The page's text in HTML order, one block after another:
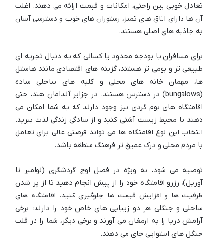
تعادل خوبی بین راحتی، امکانات و قیمت ارائه می دهند. اغلب
آن ها دارای اتاق های تمیز، رستوران های خوب و دسترسی آسان
به جاذبه های اصلی هستند.
برای مسافران با بودجه محدود یا کسانی که به دنبال تجربه ای
طبیعی تر و بومی تر هستند، گزینه های اقتصادی مانند هاستل
ها، مهمان خانه های محلی و کلبه های ساحلی ساده
(bungalows) در دسترس هستند. در
جزایر آندامان هند، حتی
اقامتگاه های بوم گردی نیز وجود دارند که به شما امکان می
دهند با محیط زیست آشتی کنید و از سادگی زندگی لذت ببرید.
انتخاب این نوع اقامتگاه ها می تواند فرصتی عالی برای تعامل
با مردم محلی و درک عمیق تر فرهنگ منطقه باشد.
توصیه می شود، به ویژه در فصل اوج گردشگری (نوامبر تا
آوریل)، رزرو اقامتگاه خود را از پیش انجام دهید تا از پر شدن
ظرفیت ها و افزایش قیمت ها جلوگیری کنید. اقامتگاه های
ساحلی و جنگلی هر دو زیبایی های خاص خود را دارند؛ برخی
آرامش دریا را به ارمغان می آورند و برخی دیگر، شما را در قلب
جنگل های استوایی جای می دهند.